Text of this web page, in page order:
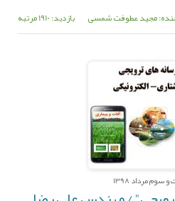
مجید عطوفت شمسی بازدید: 1910 مرتبه
مرداد 1398